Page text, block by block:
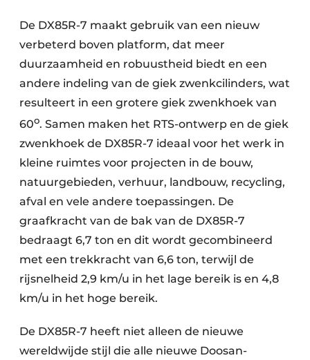
De DX85R-7 maakt gebruik van een nieuw
verbeterd boven platform, dat meer
duurzaamheid en robuustheid biedt en een
andere indeling van de giek zwenkcilinders, wat
resulteert in een grotere giek zwenkhoek van
60o. Samen maken het RTS-ontwerp en de giek
zwenkhoek de DX85R-7 ideaal voor het werk in
kleine ruimtes voor projecten in de bouw,
natuurgebieden, verhuur, landbouw, recycling,
afval en vele andere toepassingen. De
graafkracht van de bak van de DX85R-7
bedraagt 6,7 ton en dit wordt gecombineerd
met een trekkracht van 6,6 ton, terwijl de
rijsnelheid 2,9 km/u in het lage bereik is en 4,8
km/u in het hoge bereik.
De DX85R-7 heeft niet alleen de nieuwe
wereldwijde stijl die alle nieuwe Doosan-